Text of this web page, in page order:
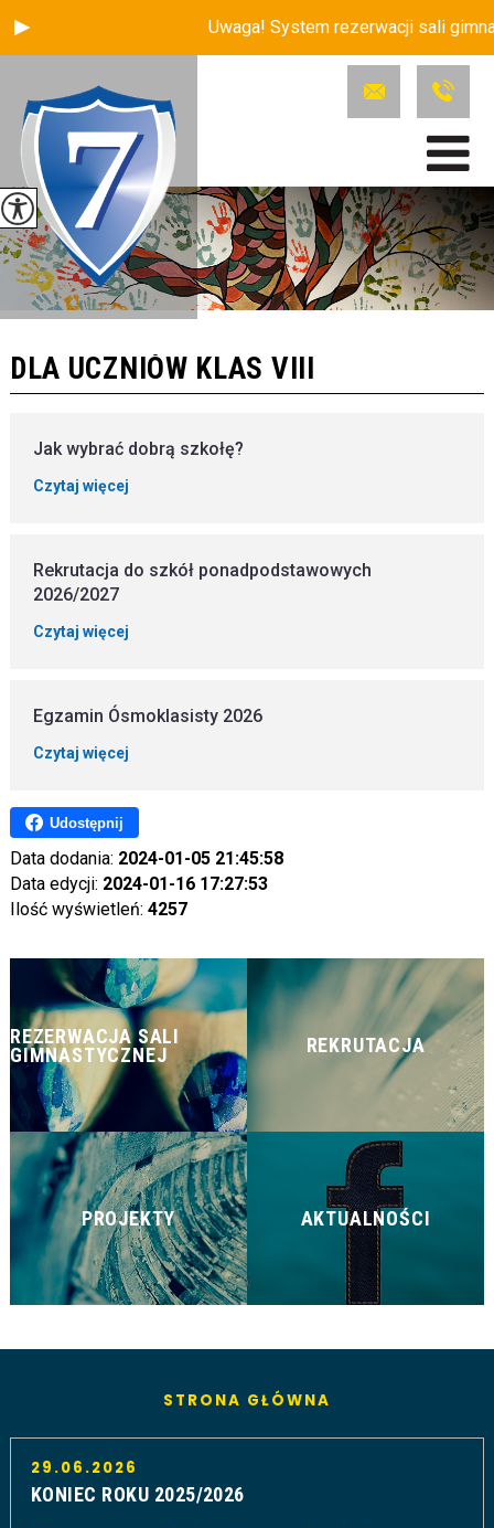
Uwaga! System rezerwacji sali
DLA UCZNIÓW KLAS VIII
Jak wybrać dobrą szkołę?
Czytaj więcej
Rekrutacja do szkół ponadpodstawowych
2026/2027
Czytaj więcej
Egzamin Ósmoklasisty 2026
Czytaj więcej
Udostępnij
Data dodania: 2024-01-05 21:45:58
Data edycji: 2024-01-16 17:27:53
Ilość wyświetleń: 4257
REZERWACJA SALI
GIMNASTYCZNEJ
REKRUTACJA
PROJEKTY AKTUALNOŚCI
STRONA GŁÓWNA
29.06.2026
KONIEC ROKU 2025/2026